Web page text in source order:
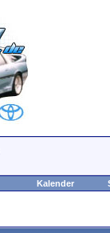
Kalender